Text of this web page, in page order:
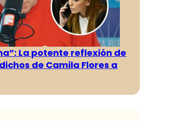
La potente reflexión de
de Camila Flores a